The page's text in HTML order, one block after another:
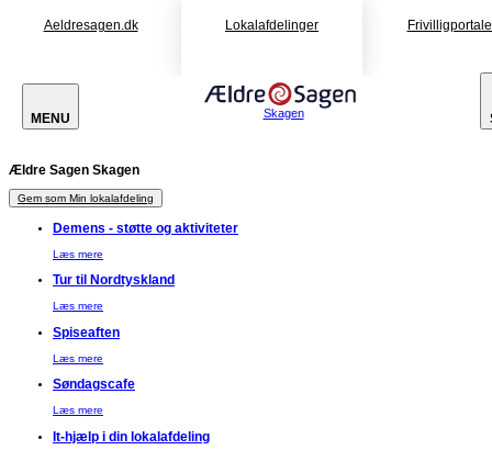
Aeldresagen.dk Lokalafdelinger
MENU Skagen
Ældre Sagen Skagen
Gem som Min lokalafdeling
Demens - støtte og aktiviteter
Læs mere
Tur til Nordtyskland
Læs mere
Spiseaften
Læs mere
Søndagscafe
Læs mere
It-hjælp i din lokalafdeling